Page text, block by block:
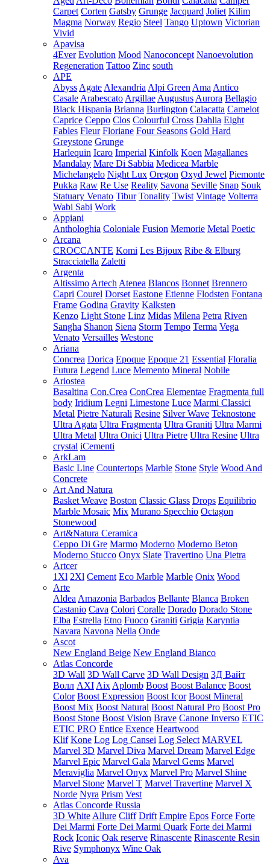
Carpet Corten Gatsby Grunge Jacquard Joliet Kilim
Magma Norway Regio Steel Tango Uptown Victorian
Vivid
Apavisa
4Ever Evolution Mood Nanoconcept Nanoevolution
Regeneration Tattoo Zinc south
APE
Abyss Agate Alexandria Alpi Green Ama Antico
Casale Arabescato Argillae Augustus Aurora Bellagio
Black Hispania Brianna Burlington Calacatta Camelot
Caprice Ceppo Clos Colourful Cross Dahlia Eight
Fables Fleur Floriane Four Seasons Gold Hard
Greystone Grunge
Harlequin Icaro Imperial Kinfolk Koen Magallanes
Mandalay Mare Di Sabbia Medicea Marble
Michelangelo Night Lux Oregon Oxyd Jewel Piemonte
Pukka Raw Re Use Reality Savona Seville Snap Souk
Statuary Venato Tibur Tonality Twist Vintage Volterra
Wabi Sabi Work
Appiani
Anthologhia Coloniale Fusion Memorie Metal Poetic
Arcana
CROCCANTE Komi Les Bijoux Ribe & Elburg
Stracciatella Zaletti
Argenta
Altissimo Artech Atenea Blancos Bonnet Brennero
Capri Courel Dorset Eastone Etienne Flodsten Fontana
Frame Godina Gravity Kalksten
Kenzo Light Stone Linz Midas Milena Petra Riven
Sangha Shanon Siena Storm Tempo Terma Vega
Venato Versailles Westone
Ariana
Concrea Dorica Epoque Epoque 21 Essential Floralia
Futura Legend Luce Memento Mineral Nobile
Ariostea
Basaltina Con.Crea ConCrea Elementae Fragmenta full
body Iridium Legni Limestone Luce Marmi Classici
Metal Pietre Naturali Resine Silver Wave Teknostone
Ultra Agata Ultra Fragmenta Ultra Graniti Ultra Marmi
Ultra Metal Ultra Onici Ultra Pietre Ultra Resine Ultra
crystal iCementi
ArkLam
Basic Line Countertops Marble Stone Style Wood And
Concrete
Art And Natura
Basket Weave Boston Classic Glass Drops Equilibrio
Marble Mosaic Mix Murano Specchio Octagon
Stonewood
Art&Natura Ceramica
Ceppo Di Gre Marmo Moderno Moderno Beton
Moderno Stucco Onyx Slate Travertino Una Pietra
Artcer
1Xl 2Xl Cement Eco Marble Marble Onix Wood
Arte
Aldea Amazonia Barbados Bellante Blanca Broken
Castanio Cava Colori Coralle Dorado Dorado Stone
Elba Estrella Etno Fuoco Graniti Grigia Karyntia
Navara Navona Nella Onde
Ascot
New England Beige New England Bianco
Atlas Concorde
3D Wall 3D Wall Carve 3D Wall Design 3Д Вайт
Волл AXI Aix Aplomb Boost Boost Balance Boost
Color Boost Expression Boost Icor Boost Mineral
Boost Mix Boost Natural Boost Natural Pro Boost Pro
Boost Stone Boost Vision Brave Canone Inverso ETIC
ETIC PRO Entice Exence Heartwood
Klif Kone Log Log Cansei Log Select MARVEL
Marvel 3D Marvel Diva Marvel Dream Marvel Edge
Marvel Epic Marvel Gala Marvel Gems Marvel
Meraviglia Marvel Onyx Marvel Pro Marvel Shine
Marvel Stone Marvel T Marvel Travertine Marvel X
Norde Nyra Prism Vest
Atlas Concorde Russia
3D White Allure Cliff Drift Empire Epos Force Forte
Dei Marmi Forte Dei Marmi Quark Forte dei Marmi
Rock Iconic Oak reserve Rinascente Rinascente Resin
Rive Symphonyx Wine Oak
Ava